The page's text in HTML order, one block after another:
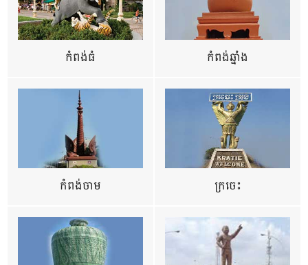
កំពង់ធំ កំពង់ឆ្នាំង
កំពង់ចាម ក្រចេះ